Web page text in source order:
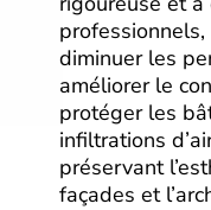
diminuer les
améliorer le
protéger les
infiltrations
préservant
façades et